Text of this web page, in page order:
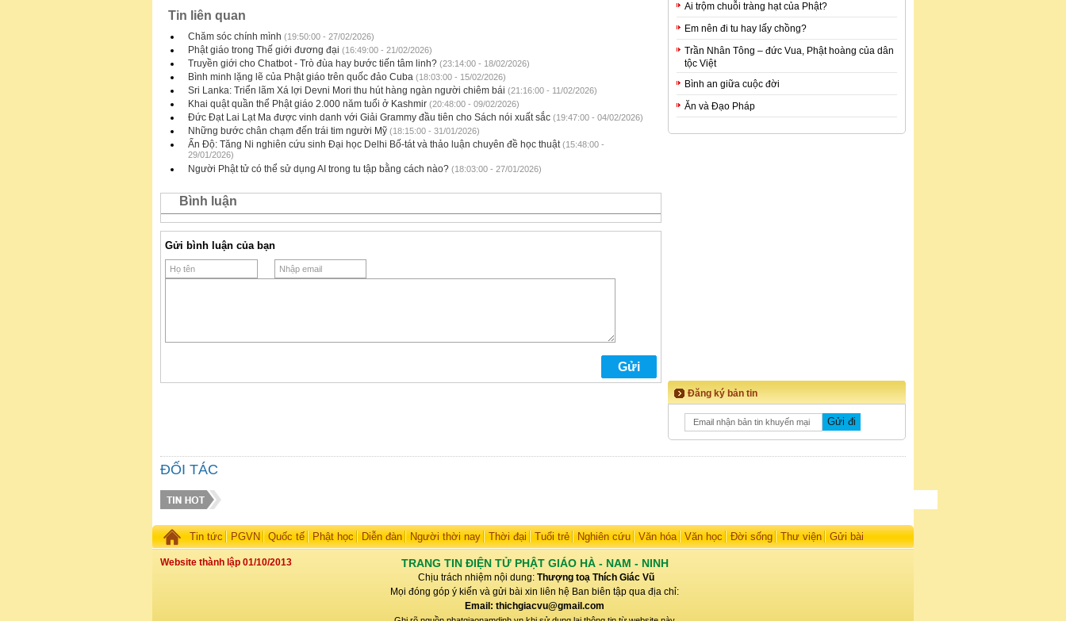
Tin liên quan
Chăm sóc chính mình (19:50:00 - 27/02/2026)
Phật giáo trong Thế giới đương đại (16:49:00 - 21/02/2026)
Truyền giới cho Chatbot - Trò đùa hay bước tiến tâm linh? (23:14:00 - 18/02/2026)
Bình minh lặng lẽ của Phật giáo trên quốc đảo Cuba (18:03:00 - 15/02/2026)
Sri Lanka: Triển lãm Xá lợi Devni Mori thu hút hàng ngàn người chiêm bái (21:16:00 - 11/02/2026)
Khai quật quần thể Phật giáo 2.000 năm tuổi ở Kashmir (20:48:00 - 09/02/2026)
Đức Đạt Lai Lạt Ma được vinh danh với Giải Grammy đầu tiên cho Sách nói xuất sắc (19:47:00 - 04/02/2026)
Những bước chân chạm đến trái tim người Mỹ (18:15:00 - 31/01/2026)
Ấn Độ: Tăng Ni nghiên cứu sinh Đại học Delhi Bố-tát và thảo luận chuyên đề học thuật (15:48:00 -
29/01/2026)
Người Phật tử có thể sử dụng AI trong tu tập bằng cách nào? (18:03:00 - 27/01/2026)
Bình luận
Gửi bình luận của bạn
Ai trộm chuỗi tràng hạt của Phật?
Em nên đi tu hay lấy chồng?
Trần Nhân Tông – đức Vua, Phật hoàng của dân
tộc Việt
Bình an giữa cuộc đời
Ăn và Đạo Pháp
Đăng ký bản tin
ĐỐI TÁC
Tin tức PGVN Quốc tế Phật học Diễn đàn Người thời nay Thời đại Tuổi trẻ Nghiên cứu Văn hóa Văn học Đời sống Thư viện Gửi bài
Website thành lập 01/10/2013 TRANG TIN ĐIỆN TỬ PHẬT GIÁO HÀ - NAM - NINH
Chịu trách nhiệm nội dung: Thượng toạ Thích Giác Vũ
Mọi đóng góp ý kiến và gửi bài xin liên hệ Ban biên tập qua địa chỉ:
Email: thichgiacvu@gmail.com